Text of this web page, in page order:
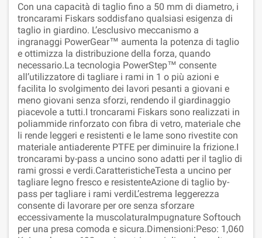
Con una capacità di taglio fino a 50 mm di diametro, i
troncarami Fiskars soddisfano qualsiasi esigenza di
taglio in giardino. L’esclusivo meccanismo a
ingranaggi PowerGear™ aumenta la potenza di taglio
e ottimizza la distribuzione della forza, quando
necessario.La tecnologia PowerStep™ consente
all’utilizzatore di tagliare i rami in 1 o più azioni e
facilita lo svolgimento dei lavori pesanti a giovani e
meno giovani senza sforzi, rendendo il giardinaggio
piacevole a tutti.I troncarami Fiskars sono realizzati in
poliammide rinforzato con fibra di vetro, materiale che
li rende leggeri e resistenti e le lame sono rivestite con
materiale antiaderente PTFE per diminuire la frizione.I
troncarami by-pass a uncino sono adatti per il taglio di
rami grossi e verdi.CaratteristicheTesta a uncino per
tagliare legno fresco e resistenteAzione di taglio by-
pass per tagliare i rami verdiL’estrema leggerezza
consente di lavorare per ore senza sforzare
eccessivamente la muscolaturaImpugnature Softouch
per una presa comoda e sicura.Dimensioni:Peso: 1,060